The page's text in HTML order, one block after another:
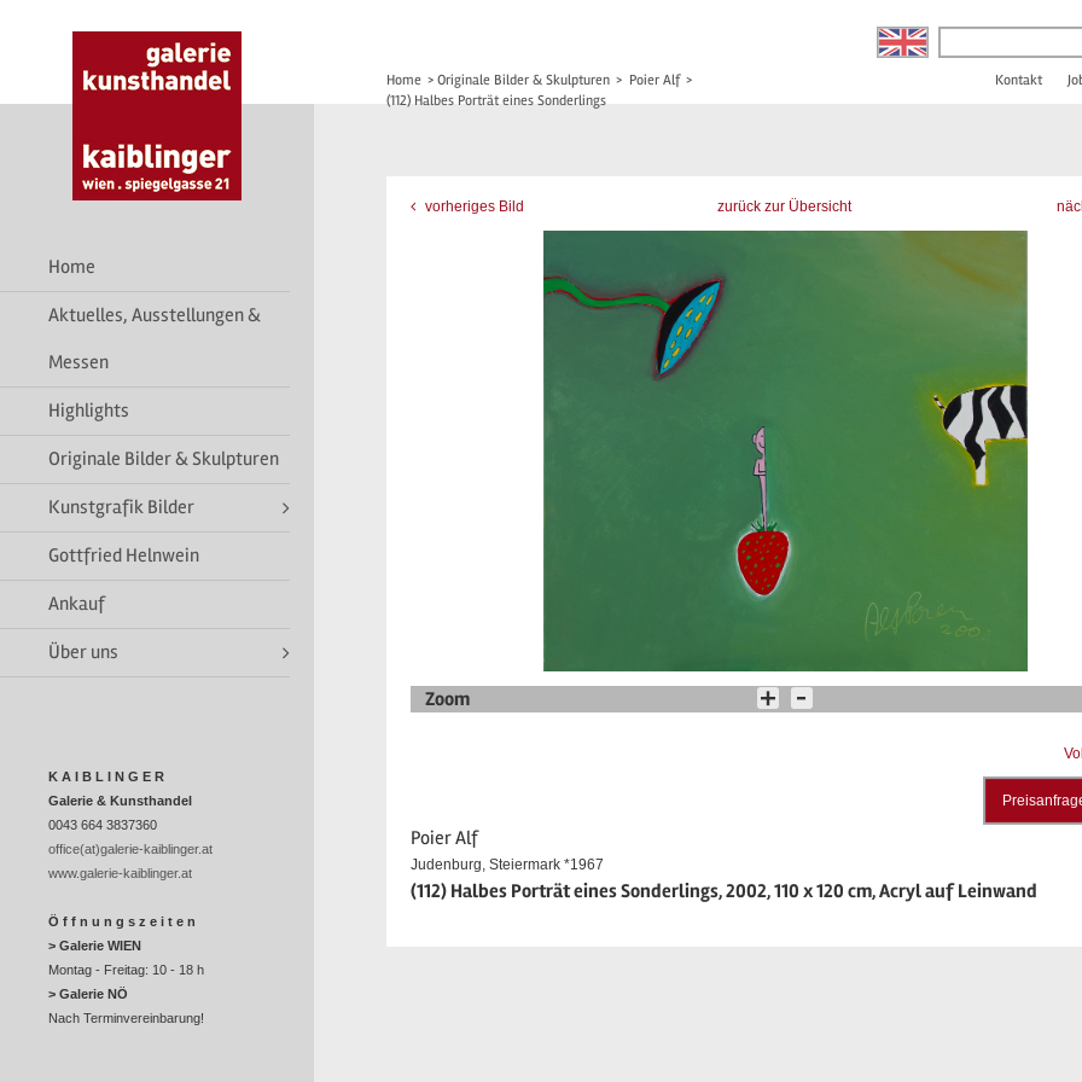
Home
Aktuelles, Ausstellungen &
Messen
Highlights
Originale Bilder & Skulpturen
Kunstgrafik Bilder
Gottfried Helnwein
Ankauf
Über uns
K A I B L I N G E R
Galerie & Kunsthandel
0043 664 3837360
office(at)galerie-kaiblinger.at
www.galerie-kaiblinger.at
Ö f f n u n g s z e i t e n
> Galerie WIEN
Montag - Freitag: 10 - 18 h
> Galerie NÖ
Nach Terminvereinbarung!
Home > Originale Bilder & Skulpturen > Poier Alf >
(112) Halbes Porträt eines Sonderlings
Kontakt
vorheriges Bild zurück zur Übersicht
Zoom
Poier Alf
Judenburg, Steiermark *1967
(112) Halbes Porträt eines Sonderlings, 2002, 110 x 120 cm, Acryl auf Leinwand